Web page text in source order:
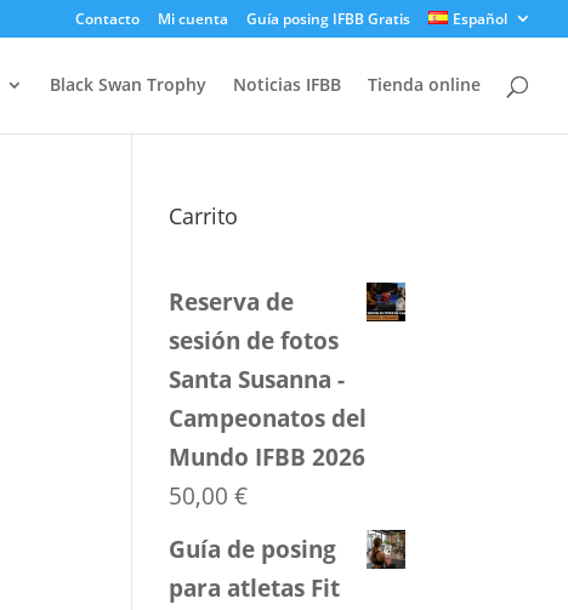
Contacto Mi cuenta Guía posing IFBB Gratis Español
Black Swan Trophy Noticias IFBB Tienda online
Carrito
Reserva de
sesión de fotos
Santa Susanna -
Campeonatos del
Mundo IFBB 2026
50,00€
Guía de posing
para atletas Fit